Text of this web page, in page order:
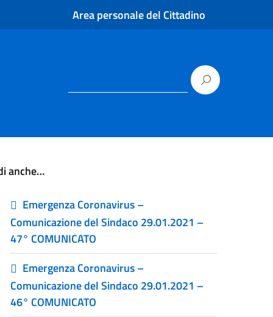
Area personale del Cittadino
anche…
Emergenza Coronavirus –
Comunicazione del Sindaco 29.01.2021 –
47° COMUNICATO
Emergenza Coronavirus –
Comunicazione del Sindaco 29.01.2021 –
46° COMUNICATO